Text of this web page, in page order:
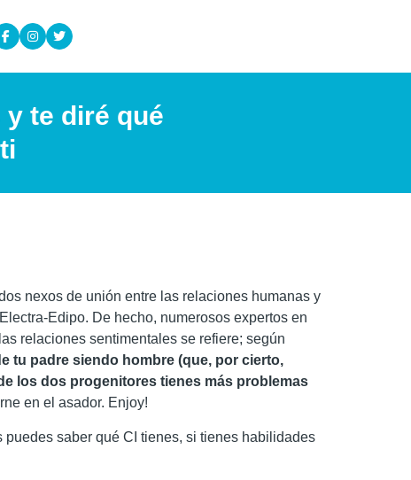
te diré qué
nexos de unión entre las relaciones humanas y
Edipo. De hecho, numerosos expertos en
relaciones sentimentales se refiere; según
tu padre siendo hombre (que, por cierto,
los dos progenitores tienes más problemas
en el asador. Enjoy!
saber qué CI tienes, si tienes habilidades